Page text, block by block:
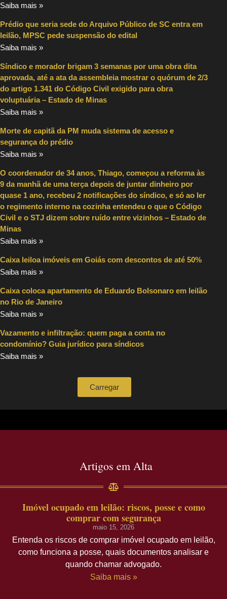
Saiba mais »
Prédio que seria sede do Arquivo Público de SC entra em
leilão, MPSC pede suspensão do edital
Saiba mais »
Síndico e morador brigam 3 semanas por uma obra dita
aprovada, até a ata da assembleia mostrar o quórum de 2/3
do artigo 1.341 do Código Civil exigido para obra
voluptuária – Estado de Minas
Saiba mais »
Morte de capitã da PM muda sistema de acesso e
segurança do prédio
Saiba mais »
O coordenador de 34 anos, Thiago, começou a reforma às
9 da manhã de uma terça depois de juntar dinheiro por
quase 1 ano, recebeu 2 notificações do síndico, e só ao ler
o regimento interno na cozinha entendeu o que o Código
Civil e o STJ dizem sobre ruído entre vizinhos – Estado de
Minas
Saiba mais »
Caixa leiloa imóveis em Goiás com descontos de até 50%
Saiba mais »
Caixa coloca apartamento de Eduardo Bolsonaro em leilão
no Rio de Janeiro
Saiba mais »
Vazamento e infiltração: quem paga a conta no
condomínio? Guia jurídico para síndicos
Saiba mais »
Carregar
Artigos em Alta
Imóvel ocupado em leilão: riscos, posse e como
comprar com segurança
maio 15, 2026
Entenda os riscos de comprar imóvel ocupado em leilão,
como funciona a posse, quais documentos analisar e
quando chamar advogado.
Saiba mais »